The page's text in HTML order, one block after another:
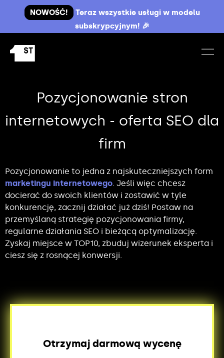
NOWOŚĆ!
Teraz wszystkie usługi w modelu
subskrypcyjnym! 🎉
Pozycjonowanie stron
internetowych - oferta SEO dla
firm
Pozycjonowanie to jedna z najskuteczniejszych form
marketingu internetowego. Jeśli więc chcesz
docierać do swoich klientów i zostawić w tyle
konkurencję, zacznij działać już dziś! Postaw na
przemyślaną strategię pozycjonowania firmy,
regularne działania SEO i bieżącą optymalizację.
Zyskaj miejsce w TOP10, zbuduj wizerunek eksperta i
ciesz się z rosnącej konwersji.
Otrzymaj darmową wycenę